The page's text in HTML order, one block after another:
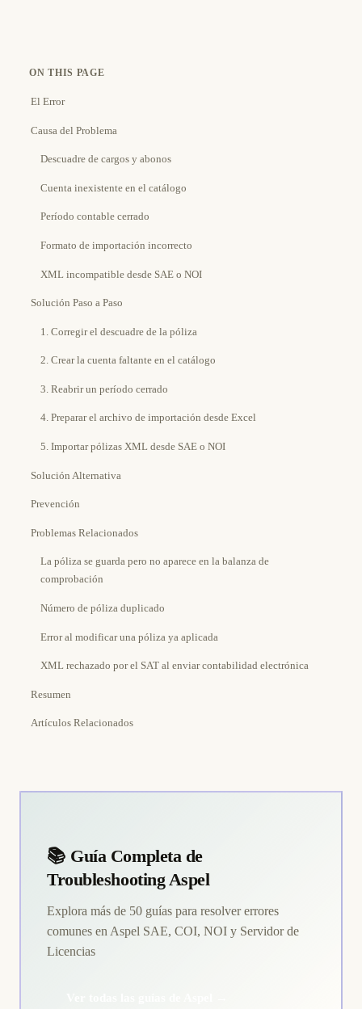
ON THIS PAGE
El Error
Causa del Problema
Descuadre de cargos y abonos
Cuenta inexistente en el catálogo
Período contable cerrado
Formato de importación incorrecto
XML incompatible desde SAE o NOI
Solución Paso a Paso
1. Corregir el descuadre de la póliza
2. Crear la cuenta faltante en el catálogo
3. Reabrir un período cerrado
4. Preparar el archivo de importación desde Excel
5. Importar pólizas XML desde SAE o NOI
Solución Alternativa
Prevención
Problemas Relacionados
La póliza se guarda pero no aparece en la balanza de
comprobación
Número de póliza duplicado
Error al modificar una póliza ya aplicada
XML rechazado por el SAT al enviar contabilidad electrónica
Resumen
Artículos Relacionados
📚 Guía Completa de
Troubleshooting Aspel
Explora más de 50 guías para resolver errores
comunes en Aspel SAE, COI, NOI y Servidor de
Licencias